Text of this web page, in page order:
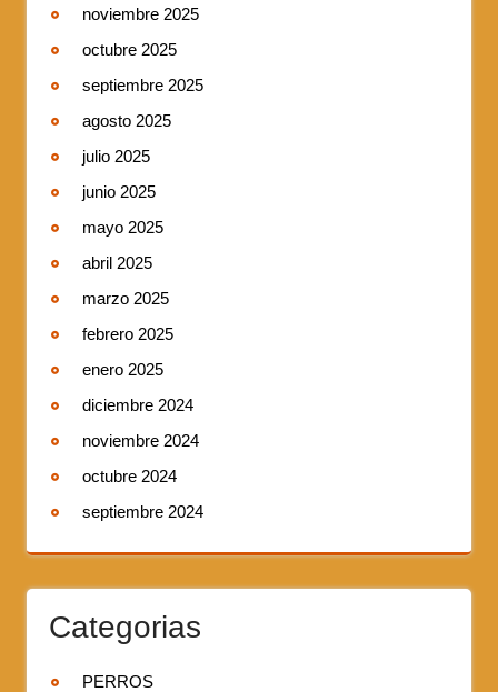
noviembre 2025
octubre 2025
septiembre 2025
agosto 2025
julio 2025
junio 2025
mayo 2025
abril 2025
marzo 2025
febrero 2025
enero 2025
diciembre 2024
noviembre 2024
octubre 2024
septiembre 2024
Categorias
PERROS